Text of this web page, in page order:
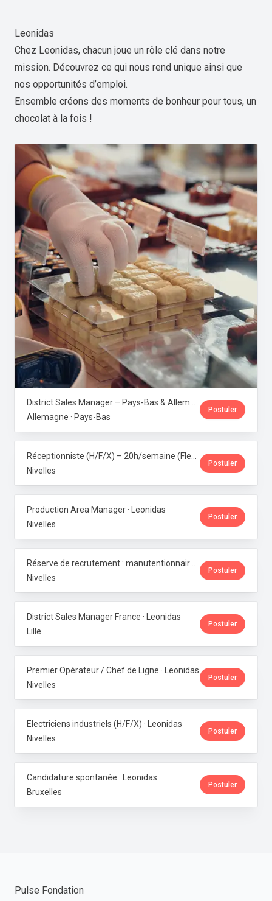
Leonidas
Chez Leonidas, chacun joue un rôle clé dans notre
mission. Découvrez ce qui nous rend unique ainsi que
nos opportunités d’emploi.
Ensemble créons des moments de bonheur pour tous, un
chocolat à la fois !
Allemagne · Pays-Bas
Postuler
Nivelles
Postuler
Production Area Manager · Leonidas
Nivelles
Postuler
Nivelles
Postuler
District Sales Manager France · Leonidas
Lille
Postuler
Premier Opérateur / Chef de Ligne · Leonidas
Nivelles
Postuler
Electriciens industriels (H/F/X) · Leonidas
Nivelles
Postuler
Candidature spontanée · Leonidas
Bruxelles
Postuler
Pulse Fondation